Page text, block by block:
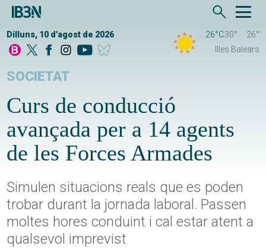
Dilluns, 10 d'agost de 2026 26°C30°
26°
Illes Balears
SOCIETAT
Curs de conducció
avançada per a 14 agents
de les Forces Armades
Simulen situacions reals que es poden
trobar durant la jornada laboral. Passen
moltes hores conduint i cal estar atent a
qualsevol imprevist